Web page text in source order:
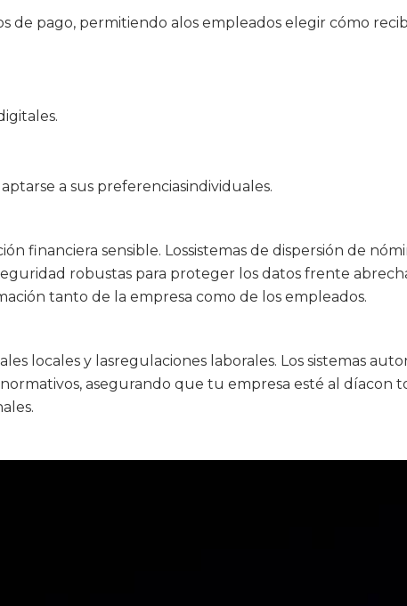
pago, permitiendo alos empleados elegir cómo
a sus preferenciasindividuales.
financiera sensible. Lossistemas de dispersión de
robustas para proteger los datos frente
tanto de la empresa como de los empleados.
locales y lasregulaciones laborales. Los sistemas
asegurando que tu empresa esté al díacon